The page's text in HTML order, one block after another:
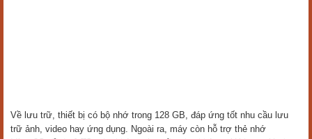
rõ ràng. Nhờ vậy, bạn có thể lưu giữ khoảnh khắc cá nhân hay trò
chuyện trực tuyến với hình ảnh sắc nét, cuốn hút.